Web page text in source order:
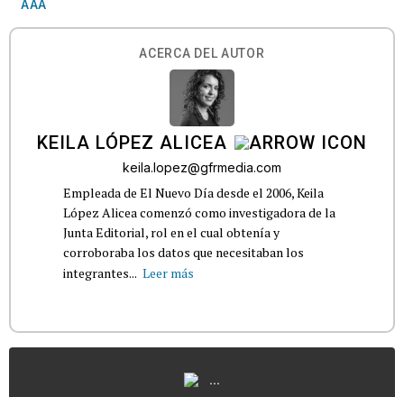
AAA
ACERCA DEL AUTOR
KEILA LÓPEZ ALICEA
keila.lopez@gfrmedia.com
Empleada de El Nuevo Día desde el 2006, Keila
López Alicea comenzó como investigadora de la
Junta Editorial, rol en el cual obtenía y
corroboraba los datos que necesitaban los
integrantes... Leer más
...